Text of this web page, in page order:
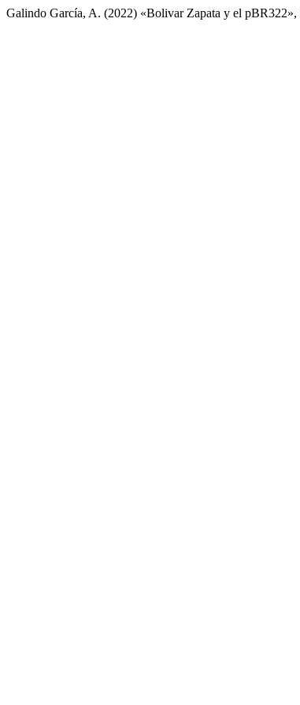
Galindo García, A. (2022) «Bolivar Zapata y el pBR322»,